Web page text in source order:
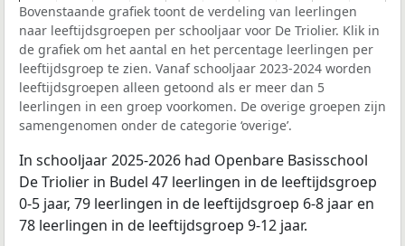
Bovenstaande grafiek toont de verdeling van leerlingen
naar leeftijdsgroepen per schooljaar voor De Triolier. Klik in
de grafiek om het aantal en het percentage leerlingen per
leeftijdsgroep te zien. Vanaf schooljaar 2023-2024 worden
leeftijdsgroepen alleen getoond als er meer dan 5
leerlingen in een groep voorkomen. De overige groepen zijn
samengenomen onder de categorie ‘overige’.
In schooljaar 2025-2026 had Openbare Basisschool
De Triolier in Budel 47 leerlingen in de leeftijdsgroep
0-5 jaar, 79 leerlingen in de leeftijdsgroep 6-8 jaar en
78 leerlingen in de leeftijdsgroep 9-12 jaar.